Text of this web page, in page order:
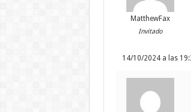
MatthewFax
Invitado
14/10/2024 a las